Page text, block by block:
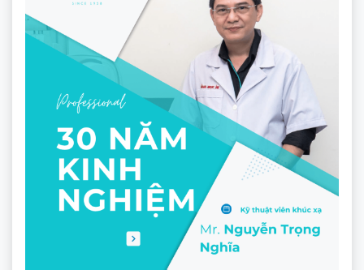
GIẤY CHỨNG NHẬN MẮT KÍNH
CHÍNH HÃNG
Sản phẩm liên quan